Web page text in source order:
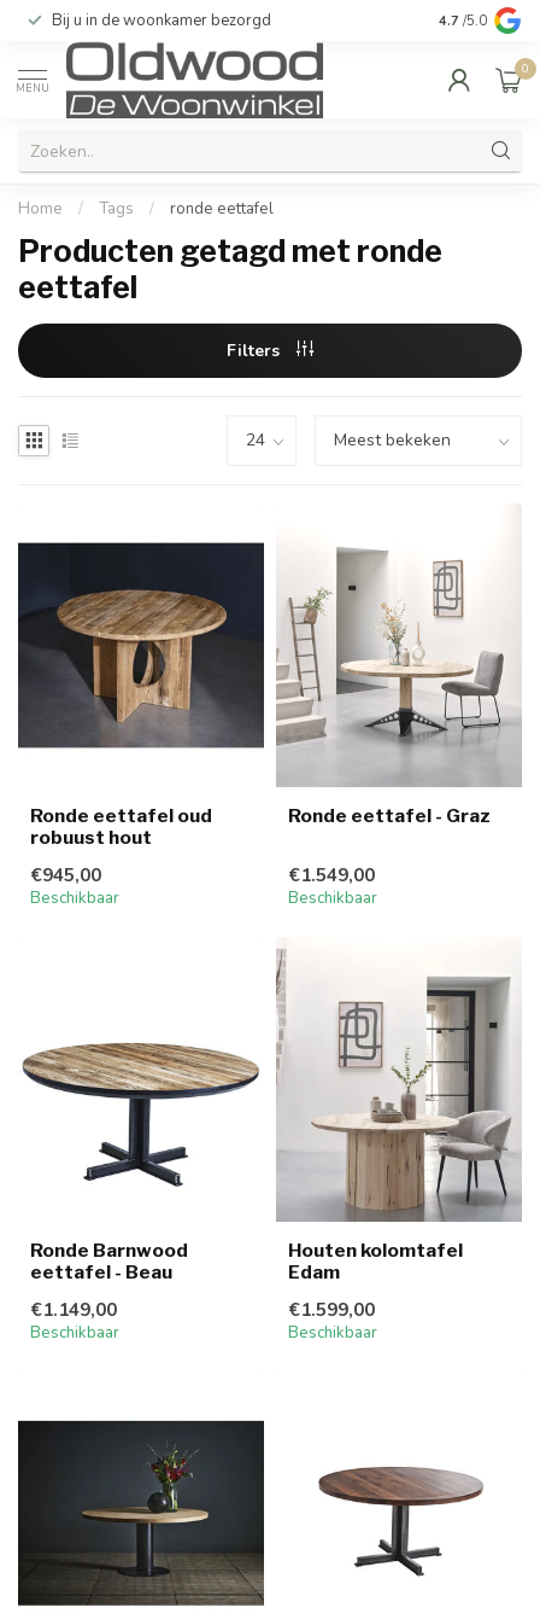
Bij u in de woonkamer bezorgd Kwaliteit &
4.7 /5.0
MENU
0
Home / Tags / ronde eettafel
Producten getagd met ronde
eettafel
Filters
Ronde eettafel oud
robuust hout
€945,00
Beschikbaar
Ronde eettafel - Graz
€1.549,00
Beschikbaar
Ronde Barnwood
eettafel - Beau
€1.149,00
Beschikbaar
Houten kolomtafel
Edam
€1.599,00
Beschikbaar